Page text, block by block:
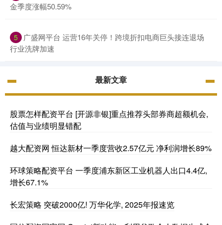
金季度涨幅50.59%
5 广盛网平台 运营16年关停！跨境折扣电商巨头接连退场
行业洗牌加速
最新文章
股票怎样配资平台 [开源非银]重点推荐头部券商超额机会,
估值与业绩明显错配
越大配资网 恒达新材一季度营收2.57亿元 净利润增长89%
环球策略配资平台 一季度浦东新区工业机器人出口4.4亿,
增长67.1%
长宏策略 突破2000亿! 万华化学, 2025年报速览